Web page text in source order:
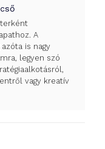
A
is nagy
legyen szó
vagy kreatív